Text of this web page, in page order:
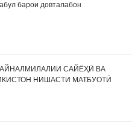
барои довталабон
САЙЁҲӢ ВА
НИШАСТИ МАТБУОТӢ